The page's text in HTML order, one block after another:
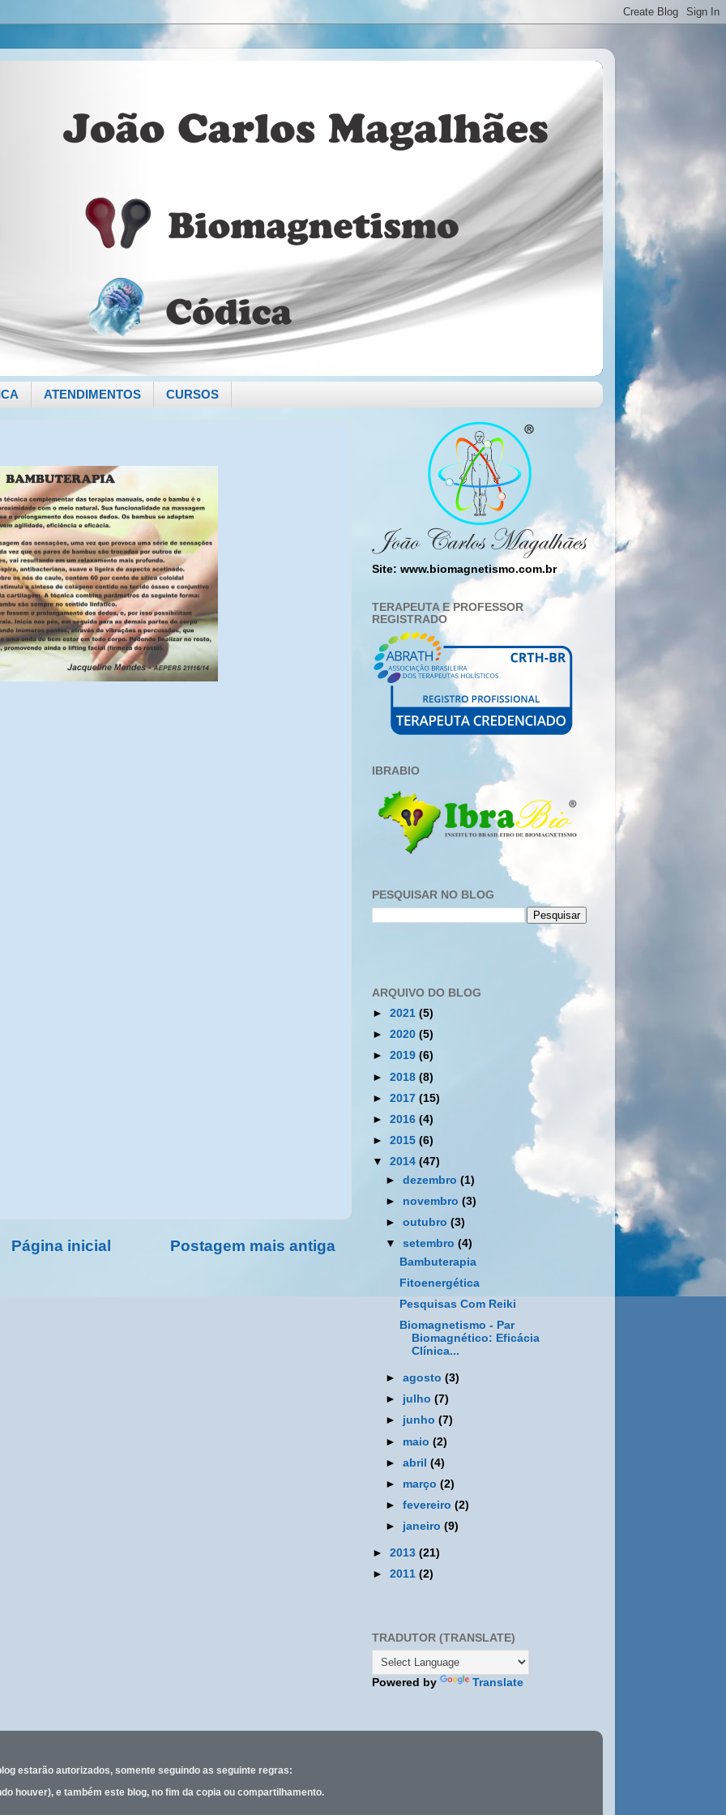
ATENDIMENTOS CURSOS
Postagem mais antiga
Página inicial
Site: www.biomagnetismo.com.br
TERAPEUTA E PROFESSOR
REGISTRADO
IBRABIO
PESQUISAR NO BLOG
ARQUIVO DO BLOG
► 2021 (5)
► 2020 (5)
► 2019 (6)
► 2018 (8)
► 2017 (15)
► 2016 (4)
► 2015 (6)
▼ 2014 (47)
►dezembro(1)
► novembro(3)
►outubro(3)
▼setembro(4)
Bambuterapia
Fitoenergética
Pesquisas Com Reiki
Biomagnetismo - Par
Biomagnético: Eficácia
Clínica...
►agosto(3)
► julho(7)
► junho(7)
► maio(2)
►abril(4)
► março(2)
►fevereiro(2)
► janeiro(9)
► 2013 (21)
► 2011 (2)
TRADUTOR (TRANSLATE)
Powered by Translate
estarão autorizados, somente seguindo as seguinte regras:
houver), e também este blog, no fim da copia ou compartilhamento.